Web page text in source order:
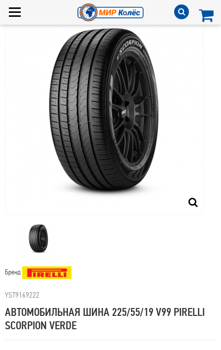
Бренд
YST9169222
АВТОМОБИЛЬНАЯ ШИНА 225/55/19 V99 PIRELLI
SCORPION VERDE